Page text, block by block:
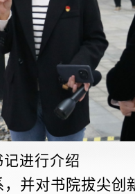
进行介绍
，并对书院拔尖创